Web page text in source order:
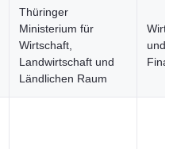
Thüringer
Ministerium für
Wirtschaft,
Landwirtschaft und
Ländlichen Raum
und